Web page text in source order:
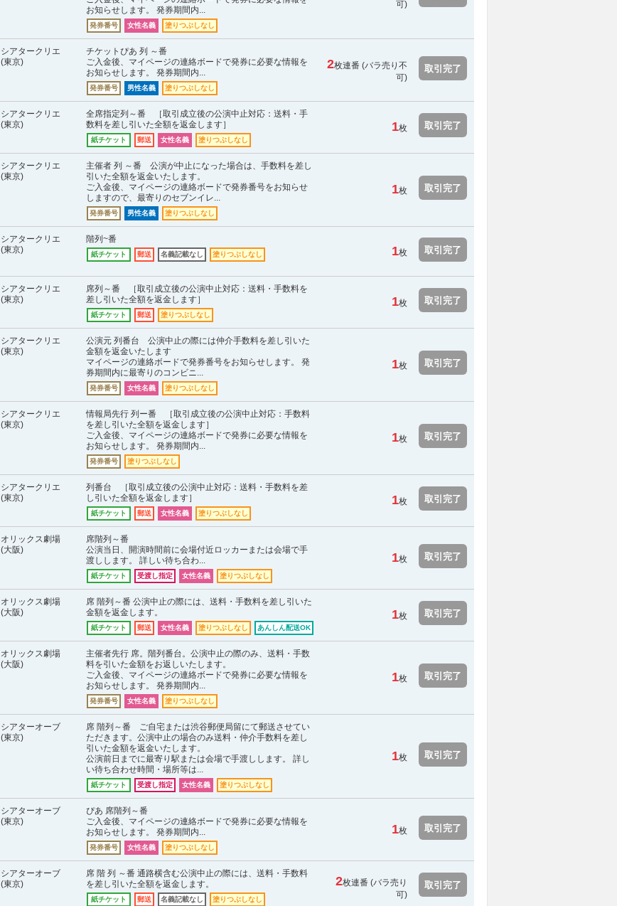
お知らせします。 発券期間内...
発券番号 女性名義 塗りつぶしなし
可)
シアタークリエ
(東京)
チケットぴあ 列 ～番
ご入金後、マイページの連絡ボードで発券に必要な情報を
お知らせします。 発券期間内...
発券番号 男性名義 塗りつぶしなし
2枚連番 (バラ売り不
可)
取引完了
シアタークリエ
(東京)
全席指定列～番 ［取引成立後の公演中止対応：送料・手
数料を差し引いた全額を返金します］
紙チケット 郵送 女性名義 塗りつぶしなし
1枚 取引完了
シアタークリエ
(東京)
主催者 列 ～番 公演が中止になった場合は、手数料を差し
引いた全額を返金いたします。
ご入金後、マイページの連絡ボードで発券番号をお知らせ
しますので、最寄りのセブンイレ...
発券番号 男性名義 塗りつぶしなし
1枚 取引完了
シアタークリエ
(東京)
階列~番
紙チケット 郵送 名義記載なし 塗りつぶしなし 1枚 取引完了
シアタークリエ
(東京)
席列～番 ［取引成立後の公演中止対応：送料・手数料を
差し引いた全額を返金します］
紙チケット 郵送 塗りつぶしなし
1枚 取引完了
シアタークリエ
(東京)
公演元 列番台 公演中止の際には仲介手数料を差し引いた
金額を返金いたします
マイページの連絡ボードで発券番号をお知らせします。 発
券期間内に最寄りのコンビニ...
発券番号 女性名義 塗りつぶしなし
1枚 取引完了
シアタークリエ
(東京)
情報局先行 列ー番 ［取引成立後の公演中止対応：手数料
を差し引いた全額を返金します］
ご入金後、マイページの連絡ボードで発券に必要な情報を
お知らせします。 発券期間内...
発券番号 塗りつぶしなし
1枚 取引完了
シアタークリエ
(東京)
列番台 ［取引成立後の公演中止対応：送料・手数料を差
し引いた全額を返金します］
紙チケット 郵送 女性名義 塗りつぶしなし
1枚 取引完了
オリックス劇場
(大阪)
席階列～番
公演当日、開演時間前に会場付近ロッカーまたは会場で手
渡しします。 詳しい待ち合わ...
紙チケット 受渡し指定 女性名義 塗りつぶしなし
1枚 取引完了
オリックス劇場
(大阪)
席 階列～番 公演中止の際には、送料・手数料を差し引いた
金額を返金します。
紙チケット 郵送 女性名義 塗りつぶしなし あんしん配送OK
1枚 取引完了
オリックス劇場
(大阪)
主催者先行 席。階列番台。公演中止の際のみ、送料・手数
料を引いた金額をお返しいたします。
ご入金後、マイページの連絡ボードで発券に必要な情報を
お知らせします。 発券期間内...
発券番号 女性名義 塗りつぶしなし
1枚 取引完了
シアターオーブ
(東京)
席 階列～番 ご自宅または渋谷郵便局留にて郵送させてい
ただきます。公演中止の場合のみ送料・仲介手数料を差し
引いた金額を返金いたします。
公演前日までに最寄り駅または会場で手渡しします。 詳し
い待ち合わせ時間・場所等は...
紙チケット 受渡し指定 女性名義 塗りつぶしなし
1枚 取引完了
シアターオーブ
(東京)
ぴあ 席階列～番
ご入金後、マイページの連絡ボードで発券に必要な情報を
お知らせします。 発券期間内...
発券番号 女性名義 塗りつぶしなし
1枚 取引完了
シアターオーブ
(東京)
席 階 列 ～番 通路横含む公演中止の際には、送料・手数料
を差し引いた全額を返金します。
紙チケット 郵送 名義記載なし 塗りつぶしなし
2枚連番 (バラ売り
可)
取引完了